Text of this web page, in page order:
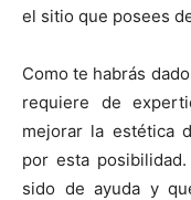
el sitio que posees
Como te habrás
requiere de
mejorar la estética
por esta
sido de ayuda y